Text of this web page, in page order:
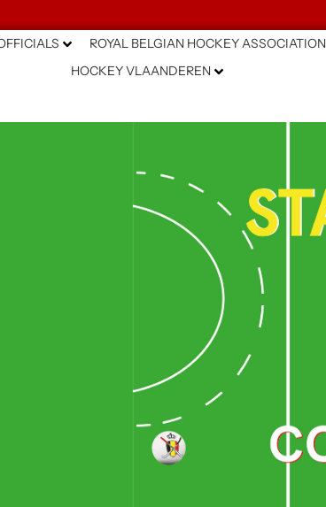
ROYAL BELGIAN HOCKEY ASSOCIATION
HOCKEY VLAANDEREN